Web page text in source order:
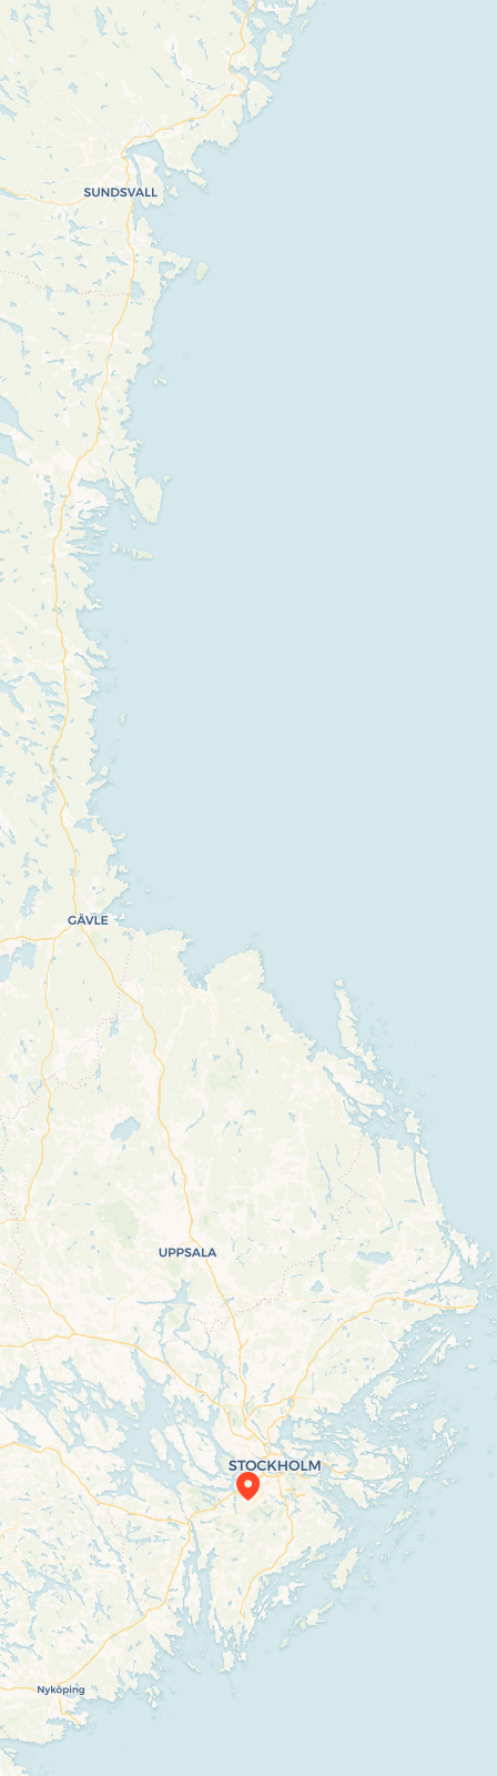
Travelers’ Map is loading…
If you see this after your page is loaded
completely, leafletJS files are missing.